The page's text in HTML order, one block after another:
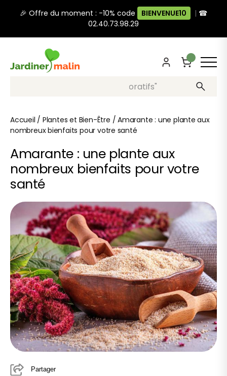
🎉 Offre du moment : -10% code BIENVENUE10 | ☎
02.40.73.98.29
Recherche, ex: "pots décoratifs"
Accueil / Plantes et Bien-Être /Amarante : une plante aux
nombreux bienfaits pour votre santé
Amarante : une plante aux
nombreux bienfaits pour votre
santé
Partager